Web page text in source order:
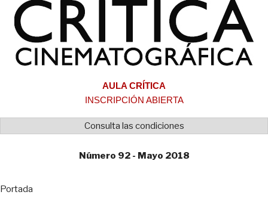
AULA CRÍTICA
INSCRIPCIÓN ABIERTA
Consulta las condiciones
Número 92 - Mayo 2018
Portada